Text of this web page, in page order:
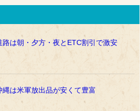
路は朝・夕方・夜とETC割引で激安
縄は米軍放出品が安くて豊富